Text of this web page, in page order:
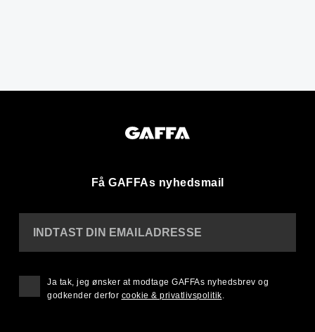
Få GAFFAs nyhedsmail
INDTAST DIN EMAILADRESSE
Ja tak, jeg ønsker at modtage GAFFAs nyhedsbrev og
godkender derfor cookie & privatlivspolitik.